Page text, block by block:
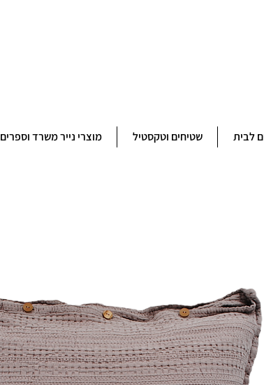
לבית שטיחים וטקסטיל מוצרי נייר משרד וספרים